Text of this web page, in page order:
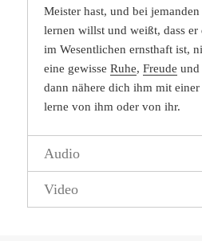
Meister hast, und bei
lernen willst und weißt, dass
im Wesentlichen ernsthaft ist,
eine gewisseRuhe,Freude und
dann nähere dich ihm mit
lerne von ihm oder von ihr.
Audio
Video